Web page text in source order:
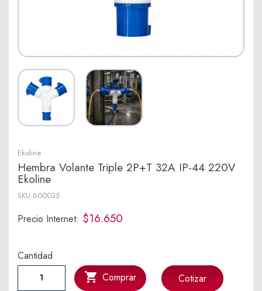
Ekoline
Hembra Volante Triple 2P+T 32A IP-44 220V
Ekoline
SKU 600035
Precio Internet: $16.650
Cantidad
 Comprar Cotizar